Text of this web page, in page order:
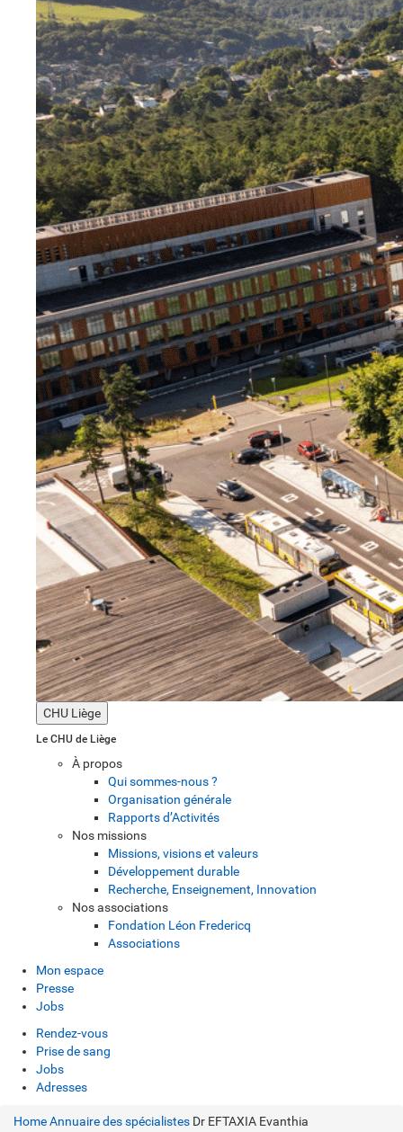
CHU Liège
Le CHU de Liège
À propos
Qui sommes-nous ?
Organisation générale
Rapports d’Activités
Nos missions
Missions, visions et valeurs
Développement durable
Recherche, Enseignement, Innovation
Nos associations
Fondation Léon Fredericq
Associations
Mon espace
Presse
Jobs
Rendez-vous
Prise de sang
Jobs
Adresses
HomeAnnuaire des spécialistes Dr EFTAXIA Evanthia